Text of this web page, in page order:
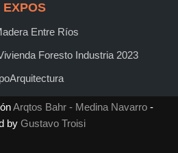
EXPOS
Entre Ríos
Foresto Industria 2023
Arqtos Bahr - Medina Navarro-
by Gustavo Troisi